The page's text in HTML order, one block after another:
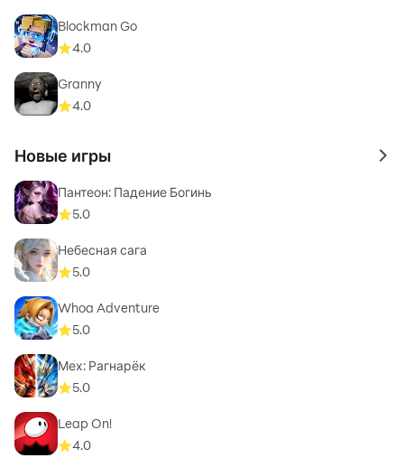
Blockman Go
4.0
Granny
4.0
Новые игры to
Пантеон: Падение Богинь
5.0
Небесная сага
5.0
Whoa Adventure
5.0
Мех: Рагнарёк
5.0
Leap On!
4.0